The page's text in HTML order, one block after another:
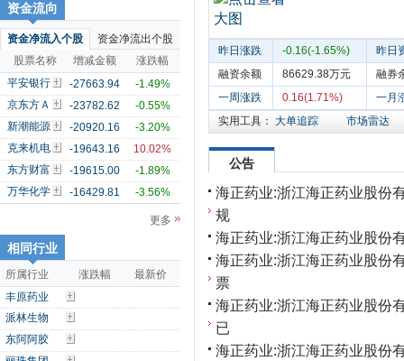
资金流向
资金净流入个股
资金净流出个股
股票名称
增减金额
涨跌幅
平安银行
-27663.94
-1.49%
京东方Ａ
-23782.62
-0.55%
新潮能源
-20920.16
-3.20%
克来机电
-19643.16
10.02%
东方财富
-19615.00
-1.89%
万华化学
-16429.81 -3.56%
更多
相同行业
所属行业 涨跌幅
最新价
丰原药业
派林生物
东阿阿胶
昨日涨跌 -0.16(-1.65%)
昨日
融资余额
86629.38万元
融券
一周涨跌
0.16(1.71%)
一月
实用工具： 大单追踪 市场雷达
公告
海正药业:浙江海正药业股份
规
海正药业:浙江海正药业股份
海正药业:浙江海正药业股份
票
海正药业:浙江海正药业股份
已
海正药业:浙江海正药业股份